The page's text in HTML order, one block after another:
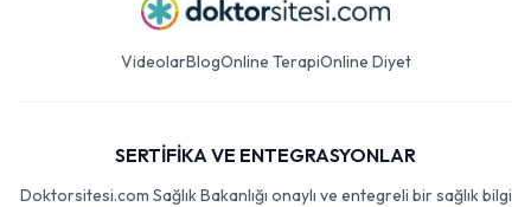
VideolarBlogOnline TerapiOnline Diyet
SERTİFİKA VE ENTEGRASYONLAR
Doktorsitesi.com Sağlık Bakanlığı onaylı ve entegreli bir sağlık bilgi